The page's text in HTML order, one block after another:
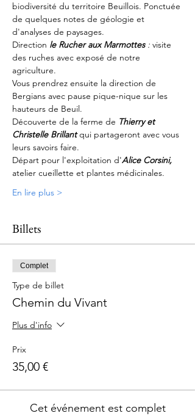
biodiversité du territoire Beuillois. Ponctuée
de quelques notes de géologie et
d'analyses de paysages.
Direction le Rucher aux Marmottes : visite
des ruches avec exposé de notre
agriculture.
Vous prendrez ensuite la direction de
Bergians avec pause pique-nique sur les
hauteurs de Beuil.
Découverte de la ferme de Thierry et
Christelle Brillant qui partageront avec vous
leurs savoirs faire.
Départ pour l'exploitation d'Alice Corsini,
atelier cueillette et plantes médicinales.
En lire plus >
Billets
Complet
Type de billet
Chemin du Vivant
Plus d'info
Prix
35,00 €
Cet événement est complet